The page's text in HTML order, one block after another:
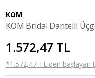
KOM
KOM Bridal Dantelli
1.572,47 TL
*1.572,47 TL den başlayan